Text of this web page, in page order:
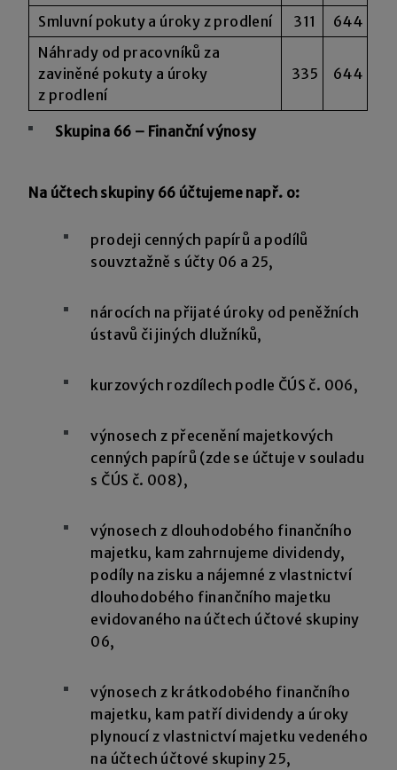
Smluvní pokuty a úroky z prodlení 311
644
Náhrady od pracovníků za
zaviněné pokuty a úroky
z prodlení
335 644
Skupina 66 – Finanční výnosy
Na účtech skupiny 66 účtujeme např. o:
prodeji cenných papírů a podílů
souvztažně s účty 06 a 25,
nárocích na přijaté úroky od peněžních
ústavů či jiných dlužníků,
kurzových rozdílech podle ČÚS č. 006,
výnosech z přecenění majetkových
cenných papírů (zde se účtuje v souladu
s ČÚS č. 008),
výnosech z dlouhodobého finančního
majetku, kam zahrnujeme dividendy,
podíly na zisku a nájemné z vlastnictví
dlouhodobého finančního majetku
evidovaného na účtech účtové skupiny
06,
výnosech z krátkodobého finančního
majetku, kam patří dividendy a úroky
plynoucí z vlastnictví majetku vedeného
na účtech účtové skupiny 25,